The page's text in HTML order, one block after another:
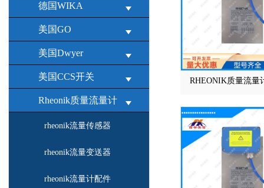
德国WIKA
美国GO
美国Dwyer
美国CCS开关
Rheonik质量流量计
rheonik流量传感器
rheonik流量变送器
rheonik流量计配件
RHEONIK质量流